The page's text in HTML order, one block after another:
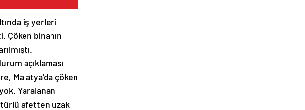
iş yerleri
Çöken binanın
açıklaması
Malatya’da çöken
Yaralanan
afetten uzak